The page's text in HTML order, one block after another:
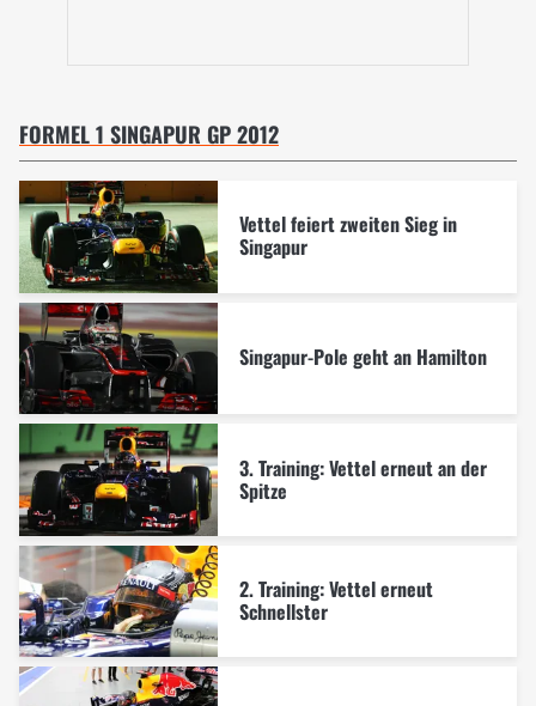
FORMEL 1 SINGAPUR GP 2012
Vettel feiert zweiten Sieg in
Singapur
Singapur-Pole geht an Hamilton
3. Training: Vettel erneut an der
Spitze
2. Training: Vettel erneut
Schnellster